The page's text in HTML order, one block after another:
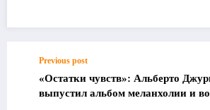
Previous post
«Остатки чувств»: Альберто
выпустил альбом меланхолии и